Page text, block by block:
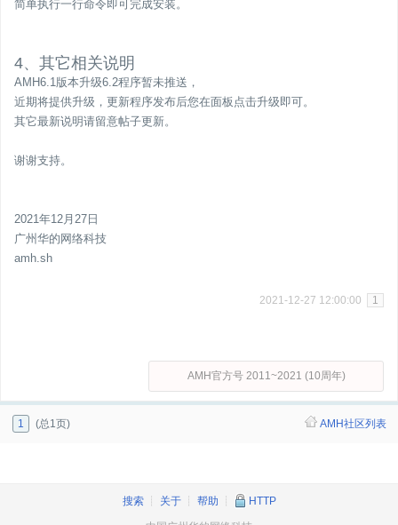
简单执行一行命令即可完成安装。
4、其它相关说明
AMH6.1版本升级6.2程序暂未推送，
近期将提供升级，更新程序发布后您在面板点击升级即可。
其它最新说明请留意帖子更新。
谢谢支持。
2021年12月27日
广州华的网络科技
amh.sh
2021-12-27 12:00:00 1
AMH官方号 2011~2021 (10周年)
1 (总1页) AMH社区列表
搜索┊ 关于┊ 帮助 HTTP